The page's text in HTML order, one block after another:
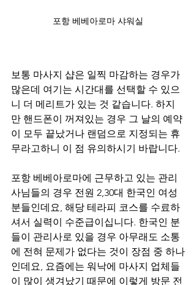
포항 베베아로마 샤워실
보통 마사지 샵은 일찍 마감하는 경우가
많은데 여기는 시간대를 선택할 수 있으
니 더 메리트가 있는 것 같습니다. 하지
만 핸드폰이 꺼져있는 경우 그 날의 예약
이 모두 끝났거나 랜덤으로 지정되는 휴
무라고하니 이 점 유의하시기 바랍니다.
포항 베베아로마에 근무하고 있는 관리
사님들의 경우 전원 2,30대 한국인 여성
분들인데요, 해당 테라피 코스를 수료하
셔서 실력이 수준급이십니다. 한국인 분
들이 관리사로 있을 경우 아무래도 소통
에 전혀 문제가 없다는 것이 장점 중 하나
인데요, 요즘에는 워낙에 마사지 업체들
이 많이 생겨났기 때문에 이렇게 방문 전